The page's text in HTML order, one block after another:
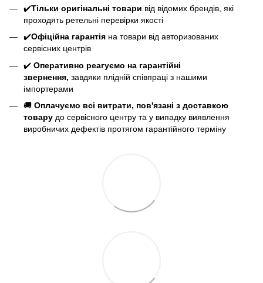
✔️Тільки оригінальні товари від відомих брендів, які
проходять ретельні перевірки якості
✔️Офіційна гарантія на товари від авторизованих
сервісних центрів
✔️ Оперативно реагуємо на гарантійні
звернення, завдяки плідній співпраці з нашими
імпортерами
🚚 Оплачуємо всі витрати, пов'язані з доставкою
товару до сервісного центру та у випадку виявлення
виробничих дефектів протягом гарантійного терміну